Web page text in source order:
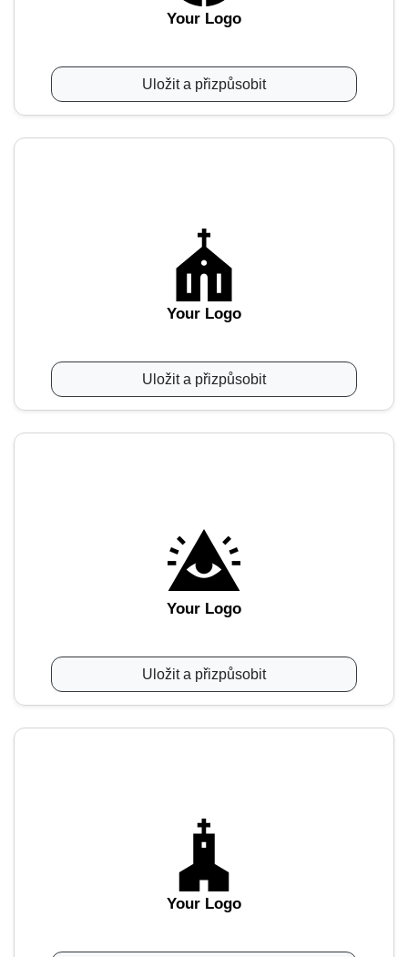
Your Logo
Uložit a přizpůsobit
Your Logo
Uložit a přizpůsobit
Your Logo
Uložit a přizpůsobit
Your Logo